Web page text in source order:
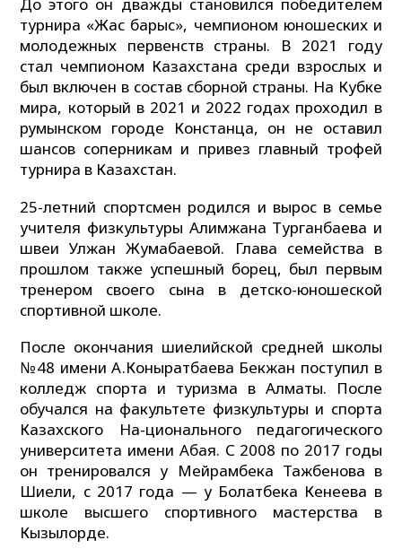
турнира «Жас барыс», чемпионом юношеских и
молодежных первенств страны. В 2021 году
стал чемпионом Казахстана среди взрослых и
был включен в состав сборной страны. На Кубке
мира, который в 2021 и 2022 годах проходил в
румынском городе Констанца, он не оставил
шансов соперникам и привез главный трофей
турнира в Казахстан.
25-летний спортсмен родился и вырос в семье
учителя физкультуры Алимжана Турганбаева и
швеи Улжан Жумабаевой. Глава семейства в
прошлом также успешный борец, был первым
тренером своего сына в детско-юношеской
спортивной школе.
После окончания шиелийской средней школы
№48 имени А.Коныратбаева Бекжан поступил в
колледж спорта и туризма в Алматы. После
обучался на факультете физкультуры и спорта
Казахского На-ционального педагогического
университета имени Абая. С 2008 по 2017 годы
он тренировался у Мейрамбека Тажбенова в
Шиели, с 2017 года — у Болатбека Кенеева в
школе высшего спортивного мастерства в
Кызылорде.